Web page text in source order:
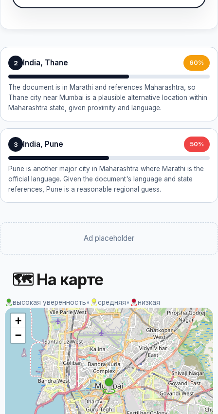
2 India, Thane 60%
The document is in Marathi and references Maharashtra, so
Thane city near Mumbai is a plausible alternative location within
Maharashtra state, given proximity and language.
3 India, Pune 50%
Pune is another major city in Maharashtra where Marathi is the
official language. Given the document's language and state
references, Pune is a reasonable regional guess.
Ad placeholder
🗺 На карте
высокая уверенность• средняя• низкая
+
−